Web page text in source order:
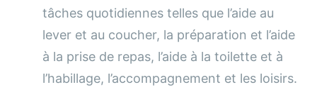
tâches quotidiennes telles que l’aide au
lever et au coucher, la préparation et l’aide
à la prise de repas, l’aide à la toilette et à
l’habillage, l’accompagnement et les loisirs.